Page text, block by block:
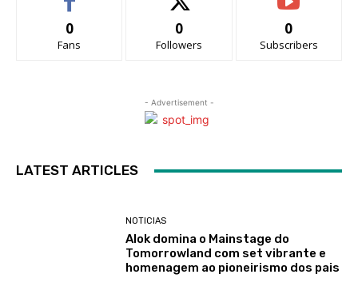
0
Fans
0
Followers
0
Subscribers
- Advertisement -
LATEST ARTICLES
NOTICIAS
Alok domina o Mainstage do
Tomorrowland com set vibrante e
homenagem ao pioneirismo dos pais